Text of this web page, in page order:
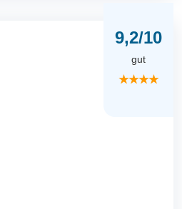
9,2/10
gut
★★★★